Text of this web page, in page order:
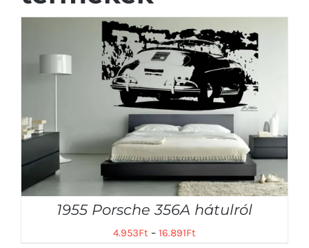
1955 Porsche 356A hátulról
4.953Ft – 16.891Ft